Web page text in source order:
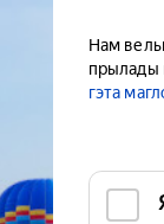
Нам
прылады
гэта